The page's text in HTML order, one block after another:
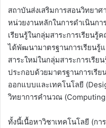
สถาบันส่งเสริมการสอนวิทยา
หน่วยงานหลักในการดำเนินก
เรียนรู้ในกลุ่มสาระการเรียน
ได้พัฒนามาตรฐานการเรียนรู้
สาระใหม่ในกลุ่มสาระการเรีย
ประกอบด้วยมาตรฐานการเรีย
ออกแบบและเทคโนโลยี
วิทยาการคำนวณ
ทั้งนี้เนื้อหาวิชาเทคโนโลยี (ก